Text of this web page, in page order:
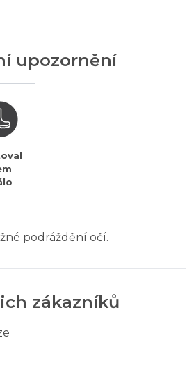
upozornění
podráždění očí.
zákazníků